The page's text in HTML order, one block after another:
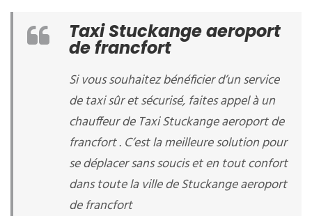
Taxi Stuckange aeroport
de francfort
Si vous souhaitez bénéficier d’un service
de taxi sûr et sécurisé, faites appel à un
chauffeur de Taxi Stuckange aeroport de
francfort . C’est la meilleure solution pour
se déplacer sans soucis et en tout confort
dans toute la ville de Stuckange aeroport
de francfort